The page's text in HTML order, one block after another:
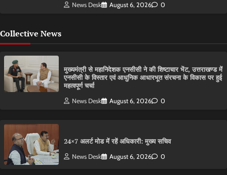
News Desk August 6, 2026 0
Collective News
मुख्यमंत्री से महानिदेशक एनसीसी ने की शिष्टाचार भेंट, उत्तराखण्ड में
एनसीसी के विस्तार एवं आधुनिक आधारभूत संरचना के विकास पर हुई
महत्वपूर्ण चर्चा
News Desk August 6, 2026 0
24×7 अलर्ट मोड में रहें अधिकारी: मुख्य सचिव
News Desk August 6, 2026 0